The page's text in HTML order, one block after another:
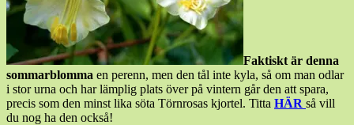
Faktiskt är denna
sommarblomma en perenn, men den tål inte kyla, så om man odlar
i stor urna och har lämplig plats över på vintern går den att spara,
precis som den minst lika söta Törnrosas kjortel. Titta HÄR så vill
du nog ha den också!